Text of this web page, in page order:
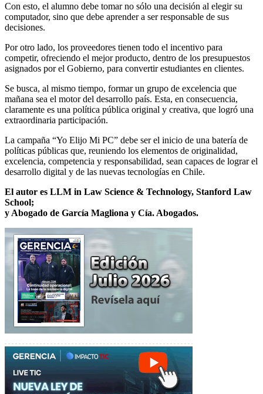
Con esto, el alumno debe tomar no sólo una decisión al elegir su
computador, sino que debe aprender a ser responsable de sus
decisiones.
Por otro lado, los proveedores tienen todo el incentivo para
competir, ofreciendo el mejor producto, dentro de los presupuestos
asignados por el Gobierno, para convertir estudiantes en clientes.
Se busca, al mismo tiempo, formar un grupo de excelencia que
mañana sea el motor del desarrollo país. Esta, en consecuencia,
claramente es una política pública original y creativa, que logró una
extraordinaria participación.
La campaña “Yo Elijo Mi PC” debe ser el inicio de una batería de
políticas públicas que, reuniendo los elementos de originalidad,
excelencia, competencia y responsabilidad, sean capaces de lograr el
desarrollo digital y de las nuevas tecnologías en Chile.
El autor es LLM in Law Science & Technology, Stanford Law
School;
y Abogado de García Magliona y Cía. Abogados.